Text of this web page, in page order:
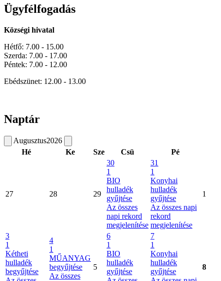
Ügyfélfogadás
Községi hivatal
Hétfő: 7.00 - 15.00
Szerda: 7.00 - 17.00
Péntek: 7.00 - 12.00
Ebédszünet: 12.00 - 13.00
Naptár
Augusztus2026
Hé
Ke Sze Csü Pé
27 28 29
30
1
BIO
hulladék
gyűjtése
Az összes
napi rekord
megjelenítése
31
1
Konyhai
hulladék
gyűjtése
Az összes napi
rekord
megjelenítése
1
3
1
Kétheti
hulladék
begyűjtése
4
1
MŰANYAG
begyűjtése
Az összes
5
6
1
BIO
hulladék
gyűjtése
7
1
Konyhai
hulladék
gyűjtése
8